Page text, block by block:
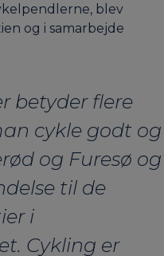
blev
og i samarbejde
betyder flere
cykle godt og
og Furesø og
til de
i
Cykling er